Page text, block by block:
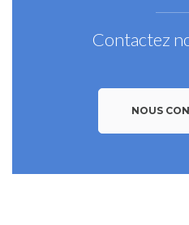
Contactez
NOUS